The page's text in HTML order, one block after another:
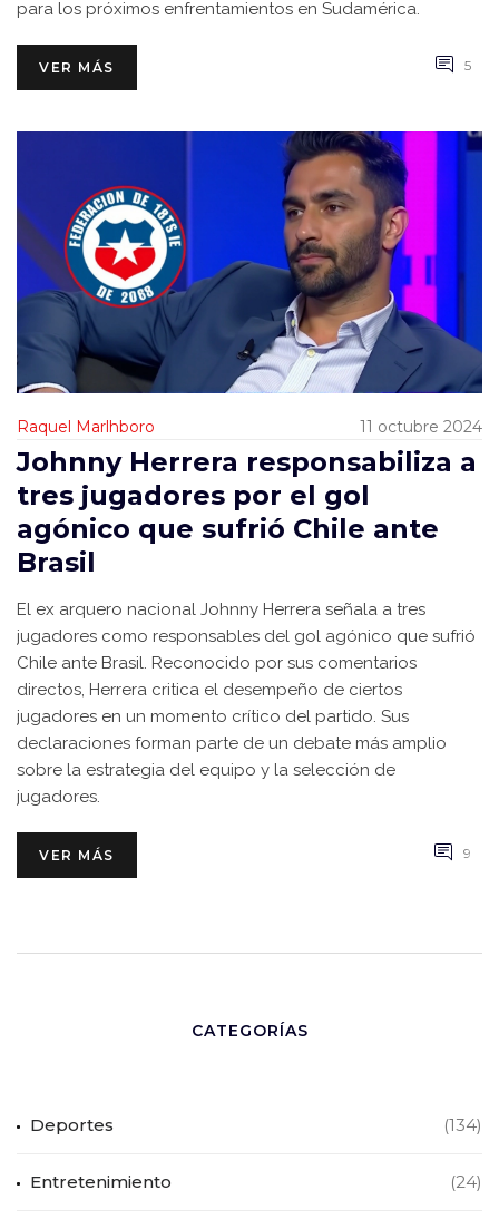
para los próximos enfrentamientos en Sudamérica.
VER MÁS 5
Raquel Marlhboro 11 octubre 2024
Johnny Herrera responsabiliza a
tres jugadores por el gol
agónico que sufrió Chile ante
Brasil
El ex arquero nacional Johnny Herrera señala a tres
jugadores como responsables del gol agónico que sufrió
Chile ante Brasil. Reconocido por sus comentarios
directos, Herrera critica el desempeño de ciertos
jugadores en un momento crítico del partido. Sus
declaraciones forman parte de un debate más amplio
sobre la estrategia del equipo y la selección de
jugadores.
VER MÁS 9
CATEGORÍAS
Deportes (134)
Entretenimiento (24)